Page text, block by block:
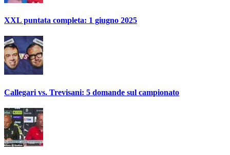
XXL puntata completa: 1 giugno 2025
Callegari vs. Trevisani: 5 domande sul campionato